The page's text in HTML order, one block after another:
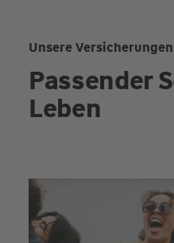
Unsere Versicherungen
Passender
Leben